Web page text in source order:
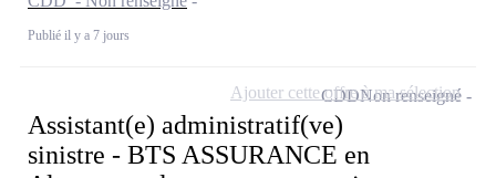
Publié il y a 7 jours
Assistant(e) administratif(ve)
sinistre - BTS ASSURANCE en
CDDNon renseigné
Ajouter cette offre à ma sélection